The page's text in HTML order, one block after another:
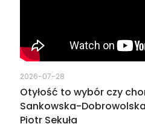
2026-07-28
Otyłość to wybór czy
Sankowska-
Piotr Sekuła